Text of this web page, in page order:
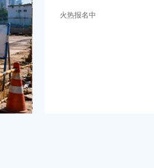
火热报名中